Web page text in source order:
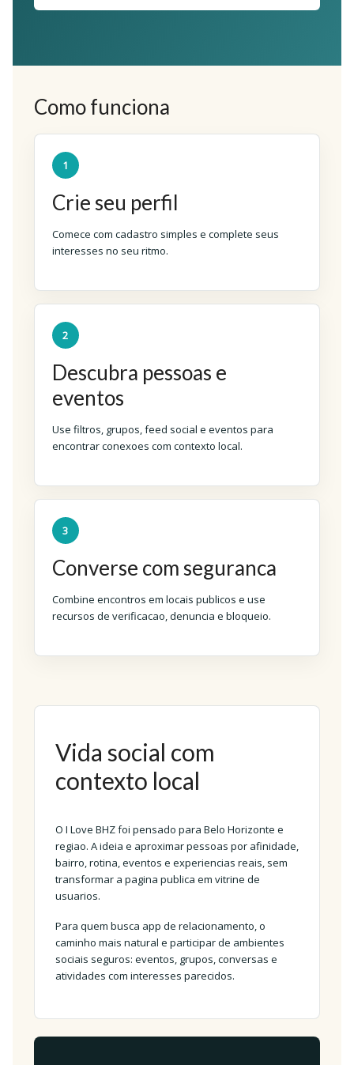
Como funciona
1
Crie seu perfil
Comece com cadastro simples e complete seus
interesses no seu ritmo.
2
Descubra pessoas e
eventos
Use filtros, grupos, feed social e eventos para
encontrar conexoes com contexto local.
3
Converse com seguranca
Combine encontros em locais publicos e use
recursos de verificacao, denuncia e bloqueio.
Vida social com
contexto local
O I Love BHZ foi pensado para Belo Horizonte e
regiao. A ideia e aproximar pessoas por afinidade,
bairro, rotina, eventos e experiencias reais, sem
transformar a pagina publica em vitrine de
usuarios.
Para quem busca app de relacionamento, o
caminho mais natural e participar de ambientes
sociais seguros: eventos, grupos, conversas e
atividades com interesses parecidos.